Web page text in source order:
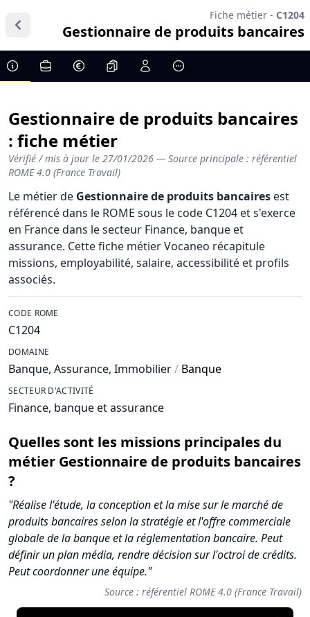
Fiche métier - C1204
Gestionnaire de produits bancaires
Gestionnaire de produits bancaires
: fiche métier
Vérifié / mis à jour le 27/01/2026 — Source principale : référentiel
ROME 4.0 (France Travail)
Le métier de Gestionnaire de produits bancaires est
référencé dans le ROME sous le code C1204 et s'exerce
en France dans le secteur Finance, banque et
assurance. Cette fiche métier Vocaneo récapitule
missions, employabilité, salaire, accessibilité et profils
associés.
CODE ROME
C1204
DOMAINE
Banque, Assurance, Immobilier/ Banque
SECTEUR D'ACTIVITÉ
Finance, banque et assurance
Quelles sont les missions principales du
métier Gestionnaire de produits bancaires
?
"Réalise l'étude, la conception et la mise sur le marché de
produits bancaires selon la stratégie et l'offre commerciale
globale de la banque et la réglementation bancaire. Peut
définir un plan média, rendre décision sur l'octroi de crédits.
Peut coordonner une équipe."
Source : référentiel ROME 4.0 (France Travail)